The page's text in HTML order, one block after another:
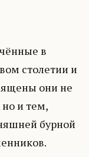
в
столетии и
они не
и тем,
бурной